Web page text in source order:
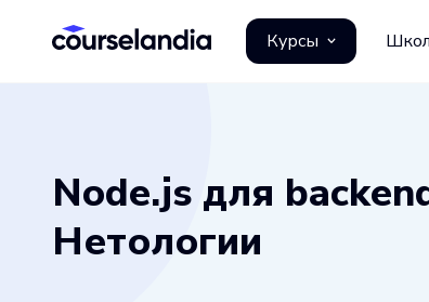
Курсы
Node.js для
Нетологии